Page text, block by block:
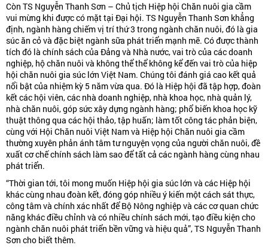
Còn TS Nguyễn Thanh Sơn – Chủ tịch Hiệp hội Chăn nuôi gia cầm
vui mừng khi được có mặt tại Đại hội. TS Nguyễn Thanh Sơn khẳng
định, ngành hàng chiếm vị trí thứ 3 trong ngành chăn nuôi, đó là gia
súc ăn cỏ và đặc biệt ngành sữa phát triển mạnh mẽ. Có được thành
tích đó là chính sách của Đảng và Nhà nước, vai trò của các doanh
nghiệp, hộ chăn nuôi và không thể thể không kể đến vai trò của hiệp
hội chăn nuôi gia súc lớn Việt Nam. Chúng tôi đánh giá cao kết quả
nổi bật của nhiệm kỳ 5 năm vừa qua. Đó là Hiệp hội đã tập hợp, đoàn
kết các hội viên, các nhà doanh nghiệp, nhà khoa học, nhà quản lý,
nhà chăn nuôi, góp sức xây dựng ngành hàng; phổ biến khoa học kỹ
thuật thông qua các hội thảo, tập huấn; làm tốt công tác phản biện,
cùng với Hội Chăn nuôi Việt Nam và Hiệp hội Chăn nuôi gia cầm
thường xuyên phản ánh tâm tư nguyện vọng của người chăn nuôi, đề
xuất cơ chế chính sách làm sao để tất cả các ngành hàng cùng nhau
phát triển.
“Thời gian tới, tôi mong muốn Hiệp hội gia súc lớn và các Hiệp hội
khác cùng nhau đoàn kết, đóng góp nhiều ý kiến một cách sát thực,
công tâm và chính xác nhất để Bộ Nông nghiệp và các cơ quan chức
năng khác điều chỉnh và có nhiều chính sách mới, tạo điều kiện cho
ngành chăn nuôi phát triển bền vững và hiệu quả”, TS Nguyễn Thanh
Sơn cho biết thêm.